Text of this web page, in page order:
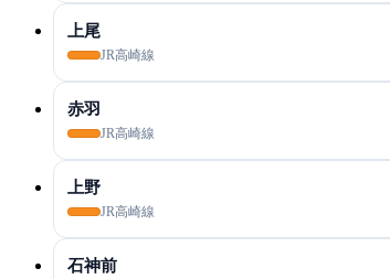
上尾
JR高崎線
赤羽
JR高崎線
上野
JR高崎線
石神前